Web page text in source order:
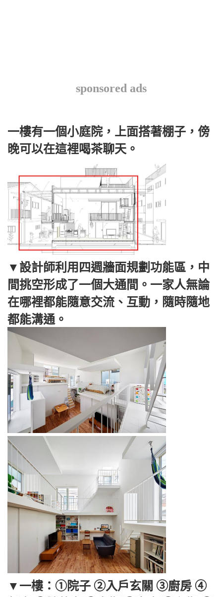
sponsored ads
一樓有一個小庭院，上面搭著棚子，傍
晚可以在這裡喝茶聊天。
▼設計師利用四週牆面規劃功能區，中
間挑空形成了一個大通間。一家人無論
在哪裡都能隨意交流、互動，隨時隨地
都能溝通。
▼一樓：①院子 ②入戶玄關 ③廚房 ④